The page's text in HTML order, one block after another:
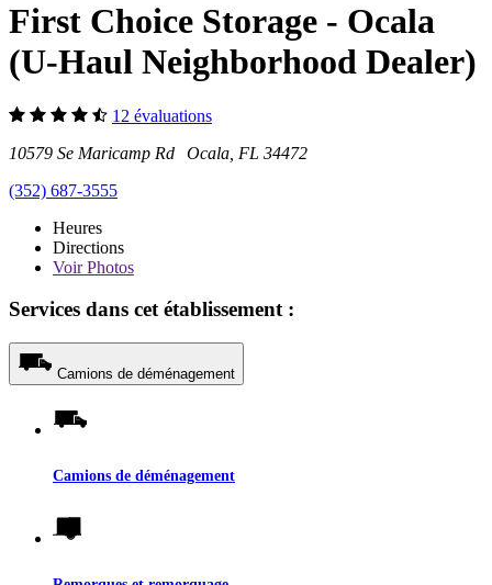
First Choice Storage - Ocala
(U-Haul Neighborhood Dealer)
12 évaluations
10579 Se Maricamp Rd Ocala, FL 34472
(352) 687-3555
Heures
Directions
VoirPhotos
Services dans cet établissement :
Camions de déménagement
Camions de déménagement